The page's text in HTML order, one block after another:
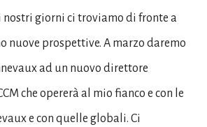
giorni ci troviamo di fronte a
nuove prospettive. A marzo daremo
ad un nuovo direttore
che opererà al mio fianco e con le
e con quelle globali. Ci